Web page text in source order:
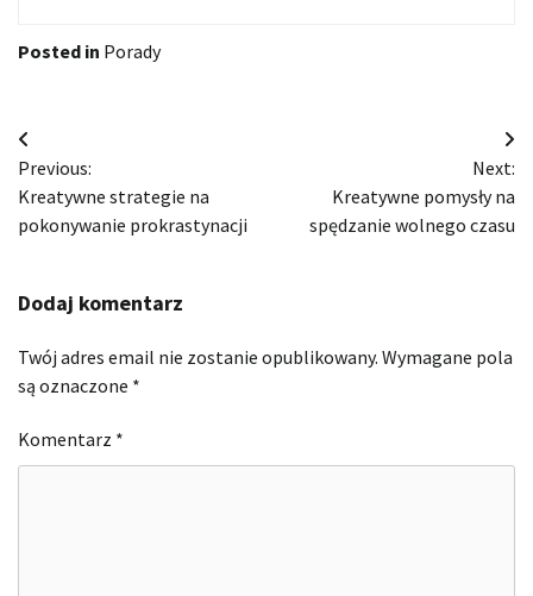
Posted in Porady
Nawigacja
wpisu
Previous:
Kreatywne strategie na
pokonywanie prokrastynacji
Next:
Kreatywne pomysły na
spędzanie wolnego czasu
Dodaj komentarz
Twój adres email nie zostanie opublikowany. Wymagane pola
są oznaczone *
Komentarz *